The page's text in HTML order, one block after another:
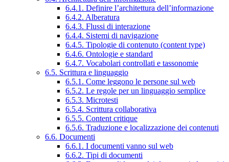
6.4.1. Definire l’architettura dell’informazione
6.4.2. Alberatura
6.4.3. Flussi di interazione
6.4.4. Sistemi di navigazione
6.4.5. Tipologie di contenuto (content type)
6.4.6. Ontologie e standard
6.4.7. Vocabolari controllati e tassonomie
6.5. Scrittura e linguaggio
6.5.1. Come leggono le persone sul web
6.5.2. Le regole per un linguaggio semplice
6.5.3. Microtesti
6.5.4. Scrittura collaborativa
6.5.5. Content critique
6.5.6. Traduzione e localizzazione dei contenuti
6.6. Documenti
6.6.1. I documenti vanno sul web
6.6.2. Tipi di documenti